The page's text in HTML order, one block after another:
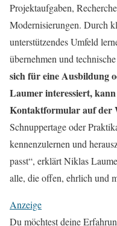
Projektaufgaben,
Modernisierungen. Durch
unterstützendes Umfeld
übernehmen und
sich für eine Ausbildung
Laumer interessiert,
Kontaktformular auf der
Schnuppertage oder
kennenzulernen und
passt“, erklärt Niklas
alle, die offen, ehrlich und
Anzeige
Du möchtest deine